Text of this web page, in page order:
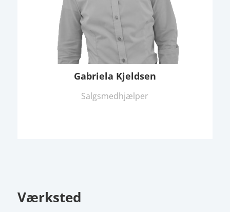
Gabriela Kjeldsen
Salgsmedhjælper
Værksted